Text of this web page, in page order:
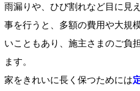
雨漏りや、ひび割れなど目に見
事を行うと、多額の費用や大規
いこともあり、施主さまのご負
ます。
家をきれいに長く保つためには